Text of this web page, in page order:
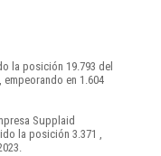
la posición 19.793 del
empeorando en 1.604
Supplaid
la posición 3.371 ,